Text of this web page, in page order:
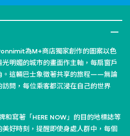
為M+商店獨家創作的圖案以色
明媚的城市的畫面作主軸，每扇窗戶
。這輛巴士象徵著共享的旅程——無論
問，每位乘客都沉浸在自己的世界
和寫著「HERE NOW」的目的地標誌等
好時刻，提醒即使身處人群中，每個